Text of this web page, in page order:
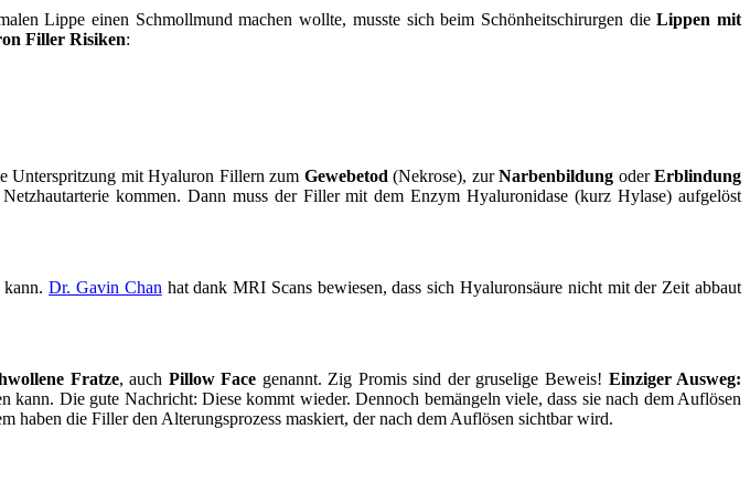
Lippe einen Schmollmund machen wollte, musste sich beim Schönheitschirurgen dieLippen mit
Filler Risiken:
Unterspritzung mit Hyaluron Fillern zum Gewebetod (Nekrose), zurNarbenbildung oderErblindung
kommen. Dann muss der Filler mit dem Enzym Hyaluronidase (kurz Hylase) aufgelöst
kann.Dr. Gavin Chan hat dank MRI Scans bewiesen, dass sich Hyaluronsäure nicht mit der Zeit abbaut
Fratze, auch Pillow Face genannt. Zig Promis sind der gruselige Beweis! Einziger Ausweg:
Die gute Nachricht: Diese kommt wieder. Dennoch bemängeln viele, dass sie nach dem Auflösen
haben die Filler den Alterungsprozess maskiert, der nach dem Auflösen sichtbar wird.